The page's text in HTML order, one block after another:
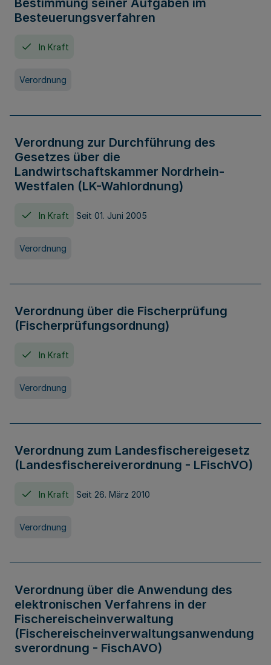
Bestimmung seiner Aufgaben im
Besteuerungsverfahren
In Kraft
Verordnung
Verordnung zur Durchführung des
Gesetzes über die
Landwirtschaftskammer Nordrhein-
Westfalen (LK-Wahlordnung)
In Kraft Seit 01. Juni 2005
Verordnung
Verordnung über die Fischerprüfung
(Fischerprüfungsordnung)
In Kraft
Verordnung
Verordnung zum Landesfischereigesetz
(Landesfischereiverordnung - LFischVO)
In Kraft Seit 26. März 2010
Verordnung
Verordnung über die Anwendung des
elektronischen Verfahrens in der
Fischereischeinverwaltung
(Fischereischeinverwaltungsanwendung
sverordnung - FischAVO)